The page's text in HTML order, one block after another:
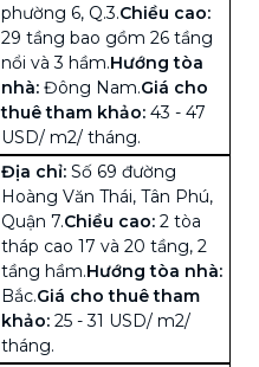
phường 6, Q.3.Chiều cao:
29 tầng bao gồm 26 tầng
nổi và 3 hầm.Hướng tòa
nhà: Đông Nam.Giá cho
thuê tham khảo: 43 - 47
USD/ m2/ tháng.
Địa chỉ: Số 69 đường
Hoàng Văn Thái, Tân Phú,
Quận 7.Chiều cao: 2 tòa
tháp cao 17 và 20 tầng, 2
tầng hầm.Hướng tòa nhà:
Bắc.Giá cho thuê tham
khảo: 25 - 31 USD/ m2/
tháng.